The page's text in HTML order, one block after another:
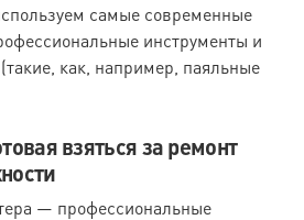
самые современные
инструменты и
как, например, паяльные
взяться за ремонт
— профессиональные